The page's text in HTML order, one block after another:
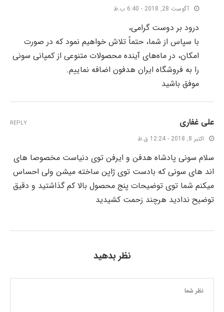
آگوست 28, 2018 - 6:40 ب.ظ
درود بر دوست گرامی،
با سپاس از شما، حتماً تلاش خواهیم نمود که در صورت
امکان، در ماه‌های آینده محصولات متنوعی از کمپانی سونی
را به فروشگاه ایران هدفون اضافه نماییم.
موفق باشید
علی غفاری
اکتبر 8, 2018 - 12:24 ق.ظ
سلام سونی پادشاه هدفن و ایرفن توی دنیاست مخصوصا های
اند های سونی که بادست توی ژاپن ساخته میشن ولی احساس
میکنم شما توی توضیحات پنج محصول بالا کم گذاشتید و دقیق
توضیح ندادید هرچند زحمت کشیدید
REPLY
نظر بدهید